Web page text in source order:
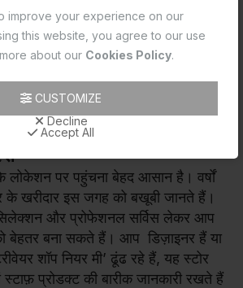
improve your experience on our
this website, you agree to our use
about our Cookies Policy.
CUSTOMIZE
Decline
Accept All
तो पूरा अनुभव आसान और ज्यादा
है। अगर आप गुड़गांव में हैं और अपने ब्राउज़र
मी” या “बाथरूम फिटिंग्स शॉप नियर मी”
हैं। शहर में कई प्रीमियम स्टोर्स हैं
प्रोडक्ट्स के साथ व्यक्तिगत और
है।
पर पहुंचना बेहद आसान है। वर्षों
के खरीदार इस जगह को बखूबी जानते हैं।
और प्रोफेशनल सर्विस लेकर आप
बेहतर बना सकते हैं। आप डिज़ाइनर हैं या
शॉप नियर मी’ ढूंढ रहे हैं, यह स्टोर
प्रोडक्ट की बारीक जानकारी रखते हैं